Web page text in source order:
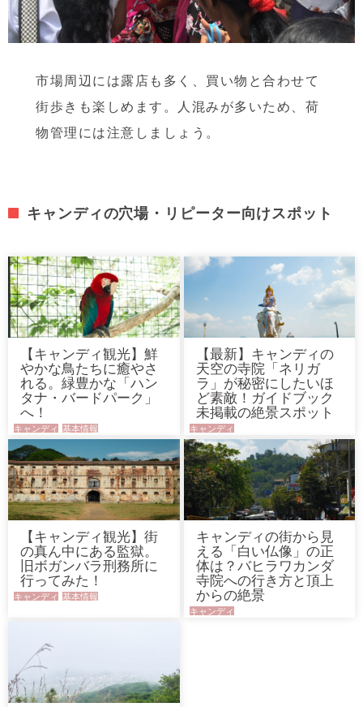
市場周辺には露店も多く、買い物と合わせて
街歩きも楽しめます。人混みが多いため、荷
物管理には注意しましょう。
キャンディの穴場・リピーター向けスポット
【キャンディ観光】鮮
やかな鳥たちに癒やさ
れる。緑豊かな「ハン
タナ・バードパーク」
へ！
キャンディ 基本情報
【最新】キャンディの
天空の寺院「ネリガ
ラ」が秘密にしたいほ
ど素敵！ガイドブック
未掲載の絶景スポット
キャンディ
【キャンディ観光】街
の真ん中にある監獄。
旧ボガンバラ刑務所に
行ってみた！
キャンディ 基本情報
キャンディの街から見
える「白い仏像」の正
体は？バヒラワカンダ
寺院への行き方と頂上
からの絶景
キャンディ